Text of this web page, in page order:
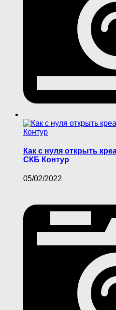
Как с нуля открыть
СКБ Контур
05/02/2022